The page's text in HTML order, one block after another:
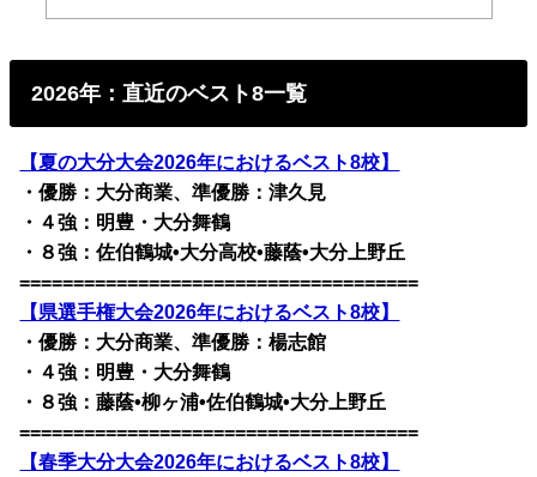
2026年：直近のベスト8一覧
【夏の大分大会2026年におけるベスト8校】
・優勝：大分商業、準優勝：津久見
・４強：明豊・大分舞鶴
・８強：佐伯鶴城•大分高校•藤蔭•大分上野丘
=====================================
【県選手権大会2026年におけるベスト8校】
・優勝：大分商業、準優勝：楊志館
・４強：明豊・大分舞鶴
・８強：藤蔭•柳ヶ浦•佐伯鶴城•大分上野丘
=====================================
【春季大分大会2026年におけるベスト8校】